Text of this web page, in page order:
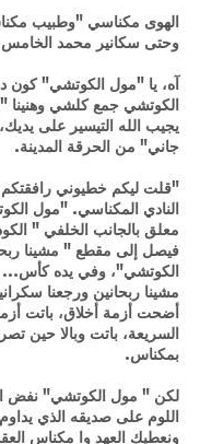
الهوى مكناسي "وطبيب
وحتى سكانير محمد
آه، يا "مول الكوتشي"
الكوتشي جمع كلشي
يجيب الله التيسير على
جاني" من الحرقة المدينة.
"قلت ليكم خطيوني رافقتكم
النادي المكناسي. "مول
معلق بالجانب الخلفي "
فيصل إلى مقطع " مشينا
الكوتشي"، وفي يده كأس...
مشينا ربحانين ورجعنا
أضحت أزمة أخلاق، باتت
السريعة، باتت وبالا حين
بمكناس.
لكن " مول الكوتشي" نفض
اللوم على صديقه الذي
ونعطيك العهد وا مكناس